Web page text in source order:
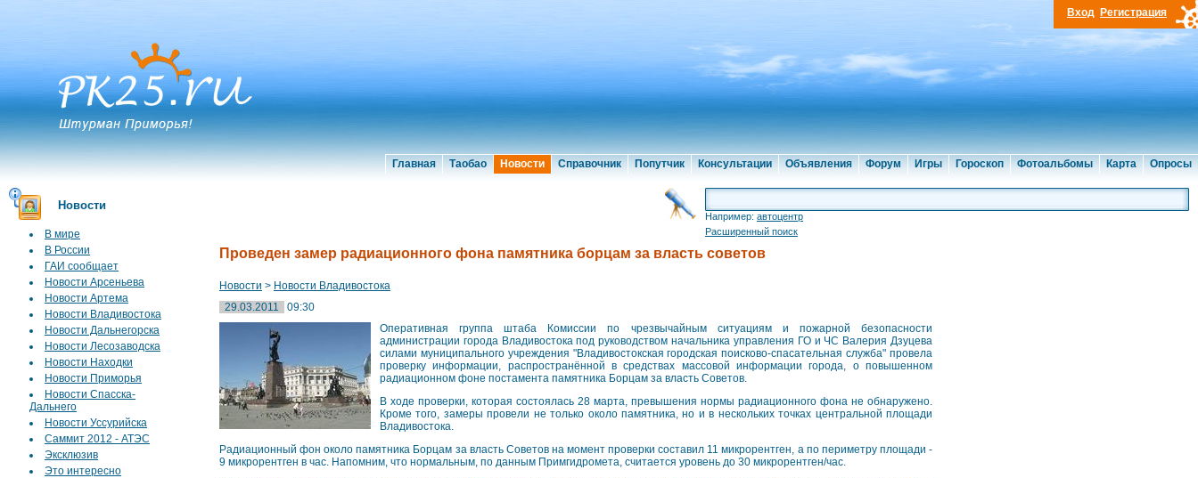
Главная Таобао Новости Справочник Попутчик Консультации Объявления Форум Игры Гороскоп Фотоальбомы Карта Опросы
Вход Регистрация
Новости
В мире
В России
ГАИ сообщает
Новости Арсеньева
Новости Артема
Новости Владивостока
Новости Дальнегорска
Новости Лесозаводска
Новости Находки
Новости Приморья
Новости Спасска-
Дальнего
Новости Уссурийска
Саммит 2012 - АТЭС
Эксклюзив
Это интересно
Например: автоцентр
Расширенный поиск
Проведен замер радиационного фона памятника борцам за власть советов
Новости > Новости Владивостока
29.03.2011
09:30
Оперативная группа штаба Комиссии по чрезвычайным ситуациям и пожарной безопасности
администрации города Владивостока под руководством начальника управления ГО и ЧС Валерия Дзуцева
силами муниципального учреждения "Владивостокская городская поисково-спасательная служба" провела
проверку информации, распространённой в средствах массовой информации города, о повышенном
радиационном фоне постамента памятника Борцам за власть Советов.
В ходе проверки, которая состоялась 28 марта, превышения нормы радиационного фона не обнаружено.
Кроме того, замеры провели не только около памятника, но и в нескольких точках центральной площади
Владивостока.
Радиационный фон около памятника Борцам за власть Советов на момент проверки составил 11 микрорентген, а по периметру площади -
9 микрорентген в час. Напомним, что нормальным, по данным Примгидромета, считается уровень до 30 микрорентген/час.